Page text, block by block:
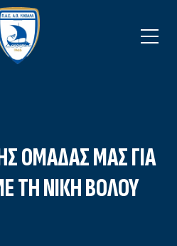
ΟΜΆΔΑΣ ΜΑΣ ΓΙΑ
ΤΗ ΝΊΚΗ ΒΌΛΟΥ